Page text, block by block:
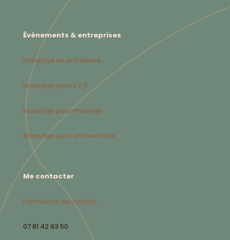
Évènements & entreprises
Massage en entreprise
Massage pour EVJF
Massage pour mariage
Massage pour anniversaire
Me contacter
Formulaire de contact
07 81 42 93 50